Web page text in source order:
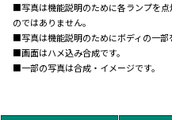
■写真は機能説明のために各ランプを
のではありません。
■写真は機能説明のためにボディの一部
■画面はハメ込み合成です。
■一部の写真は合成・イメージです。